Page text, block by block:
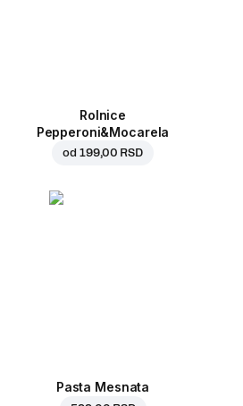
Rolnice
Pepperoni&Mocarela
od 199,00 RSD
Pasta Mesnata